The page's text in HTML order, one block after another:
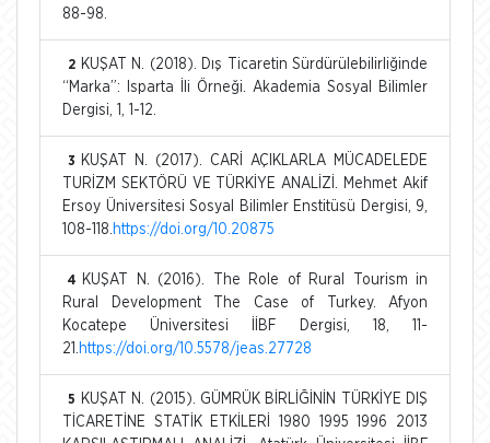
88-98.
2 KUŞAT N. (2018). Dış Ticaretin Sürdürülebilirliğinde
“Marka”: Isparta İli Örneği. Akademia Sosyal Bilimler
Dergisi, 1, 1-12.
3
KUŞAT N. (2017). CARİ AÇIKLARLA MÜCADELEDE
TURİZM SEKTÖRÜ VE TÜRKİYE ANALİZİ. Mehmet Akif
Ersoy Üniversitesi Sosyal Bilimler Enstitüsü Dergisi, 9,
108-118. https://doi.org/10.20875
4
KUŞAT N. (2016). The Role of Rural Tourism in
Rural Development The Case of Turkey. Afyon
Kocatepe Üniversitesi İİBF Dergisi, 18, 11-
21. https://doi.org/10.5578/jeas.27728
5
KUŞAT N. (2015). GÜMRÜK BİRLİĞİNİN TÜRKİYE DIŞ
TİCARETİNE STATİK ETKİLERİ 1980 1995 1996 2013